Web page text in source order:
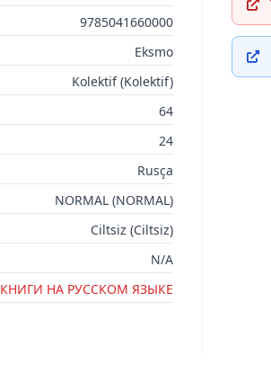
9785041660000
Eksmo
Kolektif (Kolektif)
64
24
Rusça
NORMAL (NORMAL)
Ciltsiz (Ciltsiz)
N/A
КНИГИ НА РУССКОМ ЯЗЫКЕ